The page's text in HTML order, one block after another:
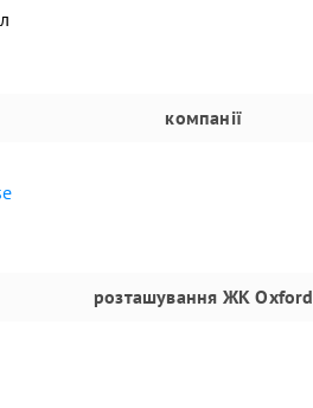
компанії
розташування ЖК Oxford